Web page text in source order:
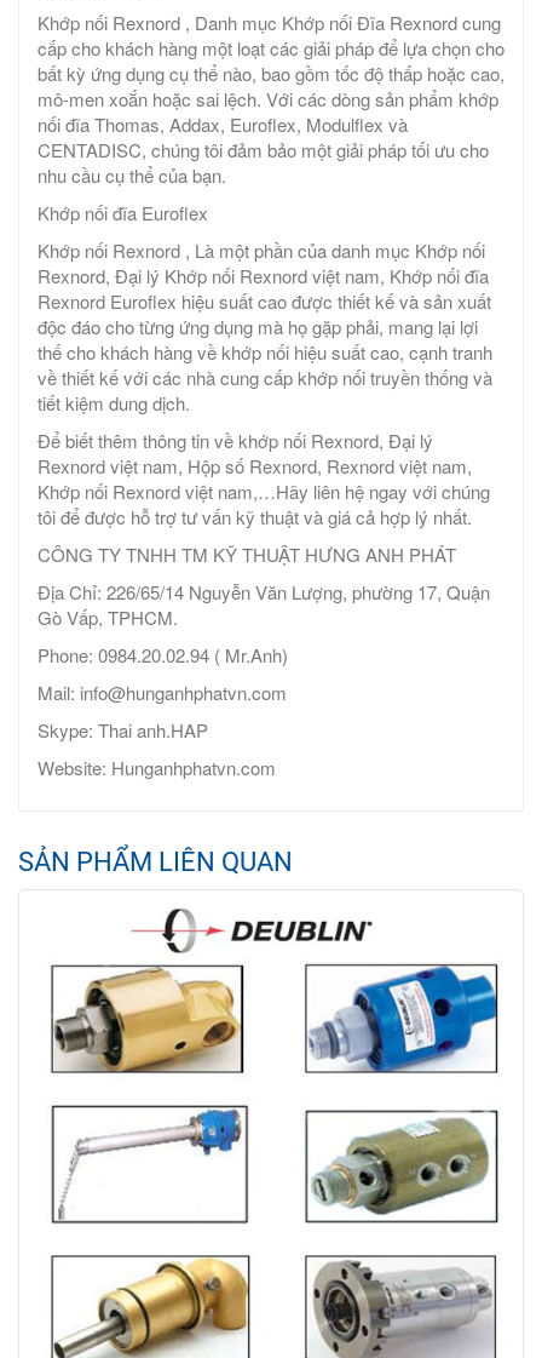
Khớp nối Rexnord , Danh mục Khớp nối Đĩa Rexnord cung
cấp cho khách hàng một loạt các giải pháp để lựa chọn cho
bất kỳ ứng dụng cụ thể nào, bao gồm tốc độ thấp hoặc cao,
mô-men xoắn hoặc sai lệch. Với các dòng sản phẩm khớp
nối đĩa Thomas, Addax, Euroflex, Modulflex và
CENTADISC, chúng tôi đảm bảo một giải pháp tối ưu cho
nhu cầu cụ thể của bạn.
Khớp nối đĩa Euroflex
Khớp nối Rexnord , Là một phần của danh mục Khớp nối
Rexnord, Đại lý Khớp nối Rexnord việt nam, Khớp nối đĩa
Rexnord Euroflex hiệu suất cao được thiết kế và sản xuất
độc đáo cho từng ứng dụng mà họ gặp phải, mang lại lợi
thế cho khách hàng về khớp nối hiệu suất cao, cạnh tranh
về thiết kế với các nhà cung cấp khớp nối truyền thống và
tiết kiệm dung dịch.
Để biết thêm thông tin về khớp nối Rexnord, Đại lý
Rexnord việt nam, Hộp số Rexnord, Rexnord việt nam,
Khớp nối Rexnord việt nam,…Hãy liên hệ ngay với chúng
tôi để được hỗ trợ tư vấn kỹ thuật và giá cả hợp lý nhất.
CÔNG TY TNHH TM KỸ THUẬT HƯNG ANH PHÁT
Địa Chỉ: 226/65/14 Nguyễn Văn Lượng, phường 17, Quận
Gò Vấp, TPHCM.
Phone: 0984.20.02.94 ( Mr.Anh)
Mail: info@hunganhphatvn.com
Skype: Thai anh.HAP
Website: Hunganhphatvn.com
SẢN PHẨM LIÊN QUAN